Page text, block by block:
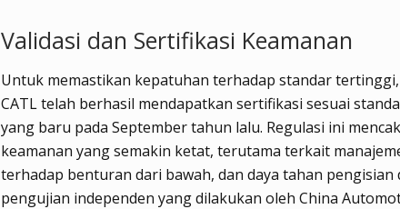
Validasi dan Sertifikasi Keamanan
Untuk memastikan kepatuhan terhadap standar
CATL telah berhasil mendapatkan sertifikasi sesuai
yang baru pada September tahun lalu. Regulasi ini
keamanan yang semakin ketat, terutama terkait
terhadap benturan dari bawah, dan daya tahan pengisian
pengujian independen yang dilakukan oleh China